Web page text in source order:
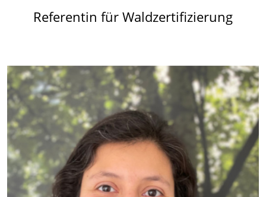
Referentin für Waldzertifizierung